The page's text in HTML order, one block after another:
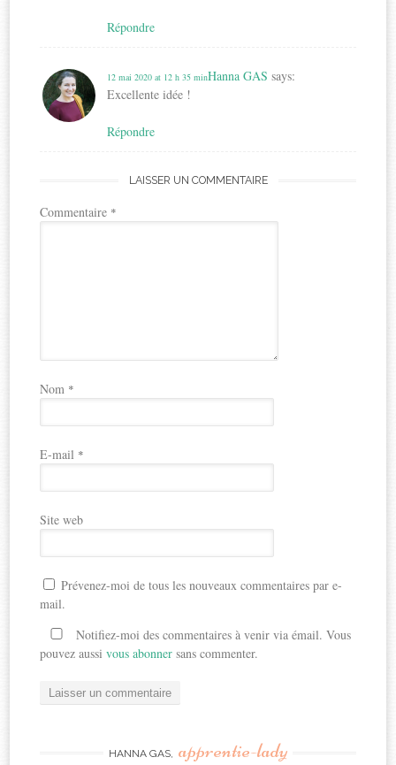
Répondre
Hanna GAS says:
12 mai 2020 at 12 h 35 min
Excellente idée !
Répondre
LAISSER UN COMMENTAIRE
Commentaire *
Nom *
E-mail *
Site web
Prévenez-moi de tous les nouveaux commentaires par e-
mail.
Notifiez-moi des commentaires à venir via émail. Vous
pouvez aussivous abonner sans commenter.
HANNA GAS, apprentie-lady